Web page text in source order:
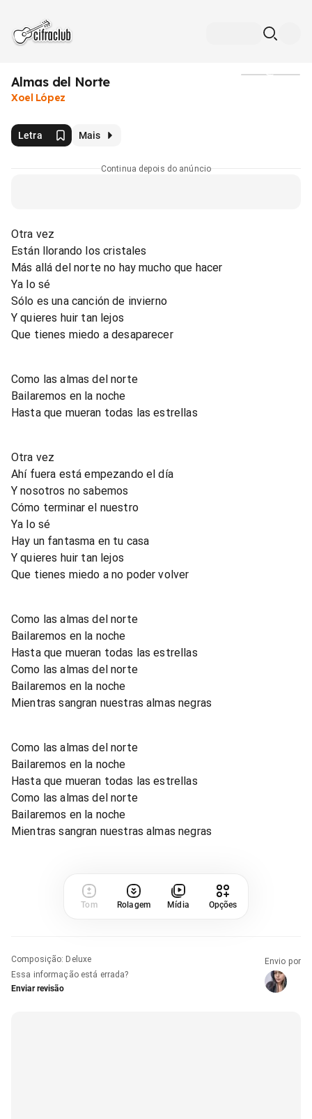
Almas del Norte
Xoel López
Letra Mais
Continua depois do anúncio
Otra vez
Están llorando los cristales
Más allá del norte no hay mucho que hacer
Ya lo sé
Sólo es una canción de invierno
Y quieres huir tan lejos
Que tienes miedo a desaparecer
Como las almas del norte
Bailaremos en la noche
Hasta que mueran todas las estrellas
Otra vez
Ahí fuera está empezando el día
Y nosotros no sabemos
Cómo terminar el nuestro
Ya lo sé
Hay un fantasma en tu casa
Y quieres huir tan lejos
Que tienes miedo a no poder volver
Como las almas del norte
Bailaremos en la noche
Hasta que mueran todas las estrellas
Como las almas del norte
Bailaremos en la noche
Mientras sangran nuestras almas negras
Como las almas del norte
Bailaremos en la noche
Hasta que mueran todas las estrellas
Como las almas del norte
Bailaremos en la noche
Mientras sangran nuestras almas negras
Tom Rolagem Mídia Opções
Composição: Deluxe
Essa informação está errada?
Enviar revisão
Envio por